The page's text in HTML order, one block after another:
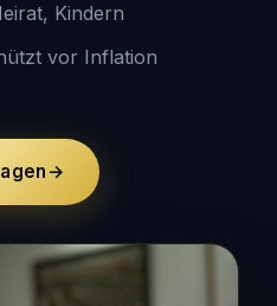
Kindern
vor Inflation
→